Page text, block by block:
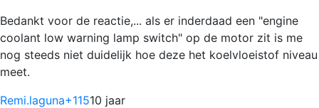
Bedankt voor de reactie,... als er inderdaad een "engine
coolant low warning lamp switch" op de motor zit is me
nog steeds niet duidelijk hoe deze het koelvloeistof niveau
meet.
Remi.laguna+11510 jaar